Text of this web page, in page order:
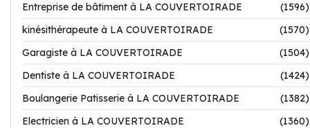
Entreprise de bâtiment à LA COUVERTOIRADE
(1596)
kinésithérapeute à LA COUVERTOIRADE
(1570)
Garagiste à LA COUVERTOIRADE
(1504)
Dentiste à LA COUVERTOIRADE
(1424)
Boulangerie Patisserie à LA COUVERTOIRADE
(1382)
Electricien à LA COUVERTOIRADE
(1360)